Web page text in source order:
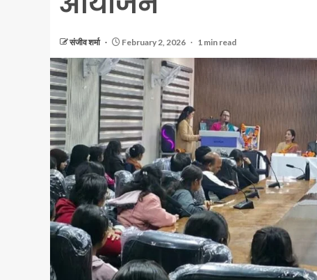
संजीव शर्मा February 2, 2026 1 min read